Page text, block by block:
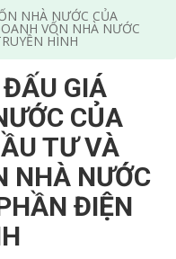
NHÀ NƯỚC CỦA
VỐN NHÀ NƯỚC
HÌNH
GIÁ
CỦA
TƯ VÀ
NHÀ NƯỚC
ĐIỆN